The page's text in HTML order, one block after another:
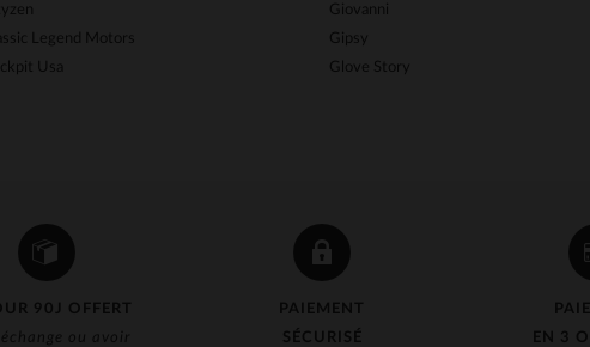
Legend Motors
Usa
Giovanni
Gipsy
Glove Story
90J OFFERT
ou avoir
PAIEMENT
SÉCURISÉ
EN 3